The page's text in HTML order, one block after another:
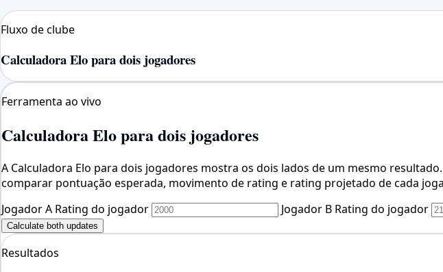
Fluxo de clube
Calculadora Elo para dois jogadores
Ferramenta ao vivo
Calculadora Elo para dois jogadores
A Calculadora Elo para dois jogadores mostra os dois lados de um mesmo
comparar pontuação esperada, movimento de rating e rating projetado de cada
Jogador A Rating do jogador
Jogador B Rating do jogador
Calculate both updates
Resultados